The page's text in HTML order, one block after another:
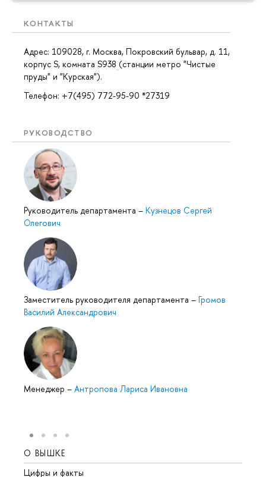
КОНТАКТЫ
Адрес: 109028, г. Москва, Покровский бульвар, д. 11,
корпус S, комната S938 (станции метро "Чистые
пруды" и "Курская").
Телефон: +7(495) 772-95-90 *27319
РУКОВОДСТВО
Руководитель департамента – Кузнецов Сергей
Олегович
Заместитель руководителя департамента – Громов
Василий Александрович
Менеджер – Антропова Лариса Ивановна
О ВЫШКЕ
Цифры и факты